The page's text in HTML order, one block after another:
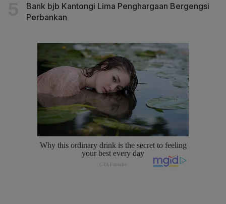
Bank bjb Kantongi Lima Penghargaan Bergengsi
Perbankan